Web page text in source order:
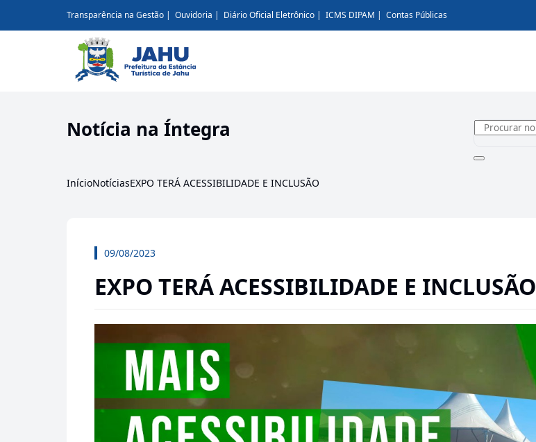
Transparência na Gestão Ouvidoria Diário Oficial Eletrônico ICMS DIPAM Contas Públicas
Notícia na Íntegra
InícioNotíciasEXPO TERÁ ACESSIBILIDADE E INCLUSÃO
09/08/2023
EXPO TERÁ ACESSIBILIDADE E INCLUSÃO